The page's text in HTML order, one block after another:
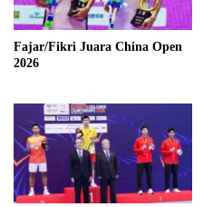
Fajar/Fikri Juara China Open
2026